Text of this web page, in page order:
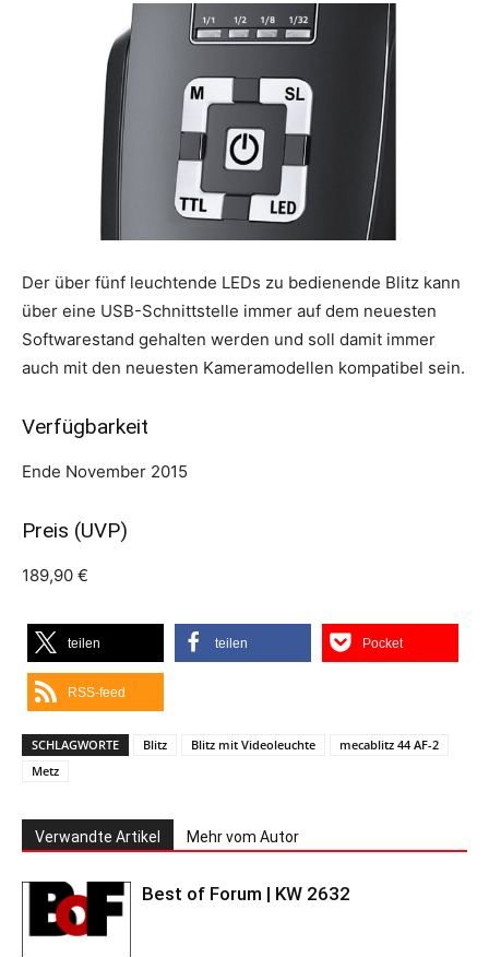
Der über fünf leuchtende LEDs zu bedienende Blitz kann
über eine USB-Schnittstelle immer auf dem neuesten
Softwarestand gehalten werden und soll damit immer
auch mit den neuesten Kameramodellen kompatibel sein.
Verfügbarkeit
Ende November 2015
Preis (UVP)
189,90 €
teilen teilen Pocket
RSS-feed
SCHLAGWORTE Blitz Blitz mit Videoleuchte
mecablitz 44 AF-2
Metz
Verwandte Artikel Mehr vom Autor
Best of Forum | KW 2632